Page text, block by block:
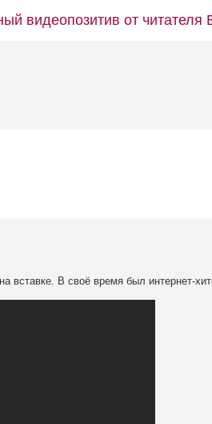
видеопозитив от читателя
вставке. В своё время был интернет-